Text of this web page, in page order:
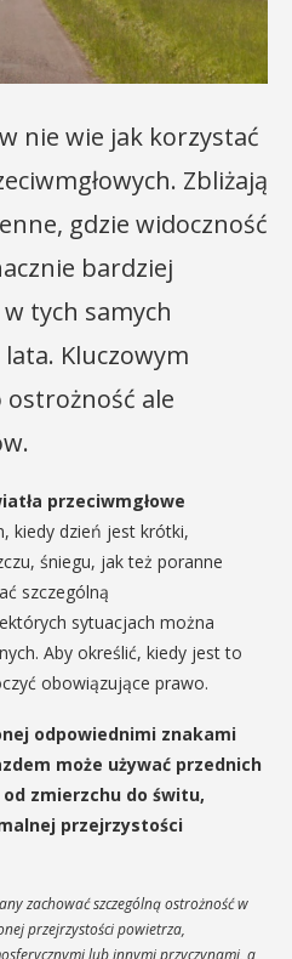
nie wie jak korzystać
Zbliżają
gdzie widoczność
bardziej
tych samych
Kluczowym
ale
przeciwmgłowe
kiedy dzień jest krótki,
śniegu, jak też poranne
szczególną
sytuacjach można
Aby określić, kiedy jest to
obowiązujące prawo.
odpowiednimi znakami
może używać przednich
zmierzchu do świtu,
przejrzystości
zachować szczególną ostrożność w
przejrzystości powietrza,
lub innymi przyczynami, a